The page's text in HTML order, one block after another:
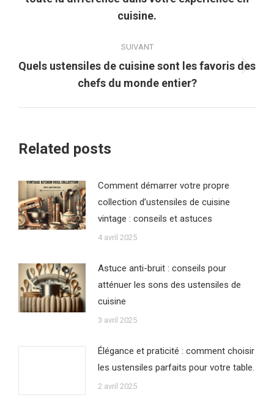
précédent
cuisine.
SUIVANT
Article
suivant
:
Quels ustensiles de cuisine sont les favoris des
chefs du monde entier?
Related posts
Comment démarrer votre propre
collection d’ustensiles de cuisine
vintage : conseils et astuces
4 avril 2025
Astuce anti-bruit : conseils pour
atténuer les sons des ustensiles de
cuisine
3 avril 2025
Élégance et praticité : comment choisir
les ustensiles parfaits pour votre table.
2 avril 2025